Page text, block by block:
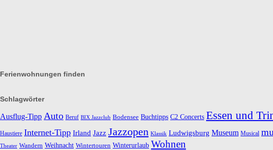
Ferienwohnungen finden
Schlagwörter
Ausflug-Tipp Auto Beruf BIX Jazzclub Bodensee Buchtipps C2 Concerts Essen und
Haustiere Internet-Tipp Irland Jazz Jazzopen Klassik Ludwigsburg Museum Musical
Theater Wandern Weihnacht Wintertouren Winterurlaub Wohnen